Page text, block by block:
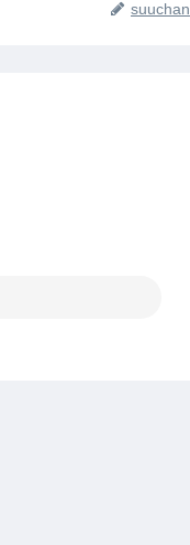
suuchan